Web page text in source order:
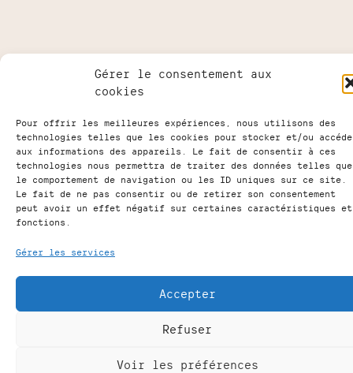
Gérer le consentement aux
cookies
Pour offrir les meilleures expériences, nous utilisons des
technologies telles que les cookies pour stocker et/ou
aux informations des appareils. Le fait de consentir à ces
technologies nous permettra de traiter des données telles que
le comportement de navigation ou les ID uniques sur ce site.
Le fait de ne pas consentir ou de retirer son consentement
peut avoir un effet négatif sur certaines caractéristiques et
fonctions.
Gérer les services
Accepter
Refuser
Voir les préférences
Besoin d'infos complémentaires ?